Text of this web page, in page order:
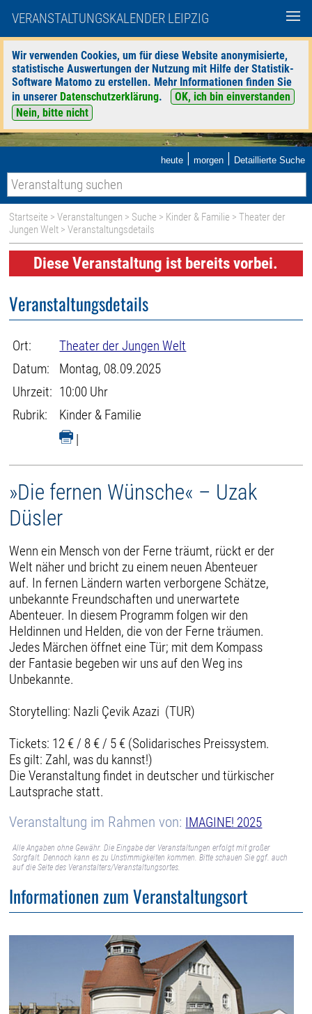
VERANSTALTUNGSKALENDER LEIPZIG
Wir verwenden Cookies, um für diese Website anonymisierte,
statistische Auswertungen der Nutzung mit Hilfe der Statistik-
Software Matomo zu erstellen. Mehr Informationen finden Sie
in unserer Datenschutzerklärung.
OK, ich bin einverstanden
Nein, bitte nicht
heute | morgen | Detaillierte Suche
Startseite >Veranstaltungen > Suche > Kinder & Familie >Theater der
Jungen Welt > Veranstaltungsdetails
Diese Veranstaltung ist bereits vorbei.
Veranstaltungsdetails
Ort:
Theater der Jungen Welt
Datum:
Montag, 08.09.2025
Uhrzeit: 10:00 Uhr
Rubrik:
Kinder & Familie
|
»Die fernen Wünsche« – Uzak
Düsler
Wenn ein Mensch von der Ferne träumt, rückt er der
Welt näher und bricht zu einem neuen Abenteuer
auf. In fernen Ländern warten verborgene Schätze,
unbekannte Freundschaften und unerwartete
Abenteuer. In diesem Programm folgen wir den
Heldinnen und Helden, die von der Ferne träumen.
Jedes Märchen öffnet eine Tür; mit dem Kompass
der Fantasie begeben wir uns auf den Weg ins
Unbekannte.
Storytelling: Nazli Çevik Azazi (TUR)
Tickets: 12 € / 8 € / 5 € (Solidarisches Preissystem.
Es gilt: Zahl, was du kannst!)
Die Veranstaltung findet in deutscher und türkischer
Lautsprache statt.
Veranstaltung im Rahmen von: IMAGINE! 2025
Alle Angaben ohne Gewähr. Die Eingabe der Veranstaltungen erfolgt mit großer
Sorgfalt. Dennoch kann es zu Unstimmigkeiten kommen. Bitte schauen Sie ggf. auch
auf die Seite des Veranstalters/Veranstaltungsortes.
Informationen zum Veranstaltungsort